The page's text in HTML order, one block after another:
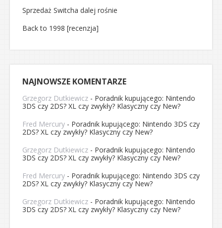
Sprzedaż Switcha dalej rośnie
Back to 1998 [recenzja]
NAJNOWSZE KOMENTARZE
Grzegorz Dutkiewicz - Poradnik kupującego: Nintendo
3DS czy 2DS? XL czy zwykły? Klasyczny czy New?
Fred Mercury - Poradnik kupującego: Nintendo 3DS czy
2DS? XL czy zwykły? Klasyczny czy New?
Grzegorz Dutkiewicz - Poradnik kupującego: Nintendo
3DS czy 2DS? XL czy zwykły? Klasyczny czy New?
Fred Mercury - Poradnik kupującego: Nintendo 3DS czy
2DS? XL czy zwykły? Klasyczny czy New?
Grzegorz Dutkiewicz - Poradnik kupującego: Nintendo
3DS czy 2DS? XL czy zwykły? Klasyczny czy New?